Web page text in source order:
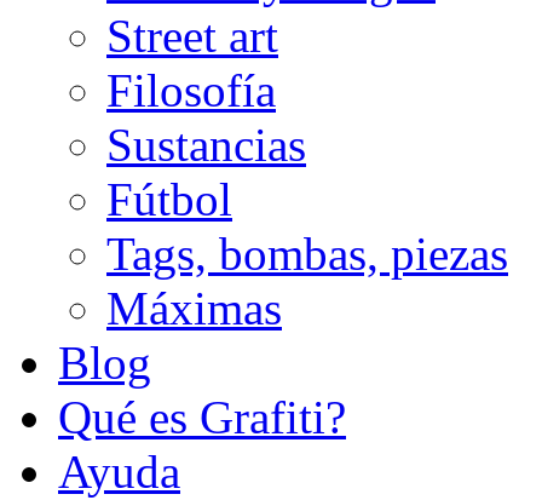
Street art
Filosofía
Sustancias
Fútbol
Tags, bombas, piezas
Máximas
Blog
Qué es Grafiti?
Ayuda